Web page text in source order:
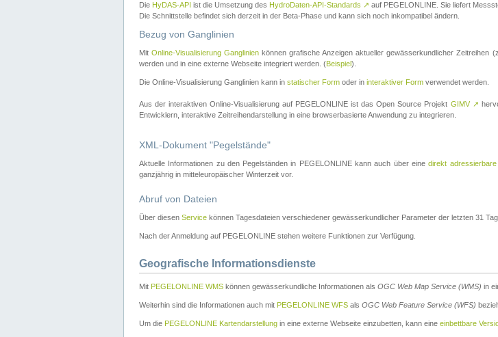
Die HyDAS-API ist die Umsetzung des HydroDaten-API-Standards ↗ auf PEGELONLINE. Sie liefert
Die Schnittstelle befindet sich derzeit in der Beta-Phase und kann sich noch inkompatibel ändern.
Bezug von Ganglinien
MitOnline-Visualisierung Ganglinien können grafische Anzeigen aktueller gewässerkundlicher
werden und in eine externe Webseite integriert werden. (Beispiel).
Die Online-Visualisierung Ganglinien kann in statischer Form oder in interaktiver Form verwendet werden.
Aus der interaktiven Online-Visualisierung auf PEGELONLINE ist das Open Source Projekt GIMV ↗
Entwicklern, interaktive Zeitreihendarstellung in eine browserbasierte Anwendung zu integrieren.
XML-Dokument "Pegelstände"
Aktuelle Informationen zu den Pegelständen in PEGELONLINE kann auch über einedirekt adressierbare
ganzjährig in mitteleuropäischer Winterzeit vor.
Abruf von Dateien
Über diesen Service können Tagesdateien verschiedener gewässerkundlicher Parameter der letzten 31
Nach der Anmeldung auf PEGELONLINE stehen weitere Funktionen zur Verfügung.
Geografische Informationsdienste
Mit PEGELONLINE WMS können gewässerkundliche Informationen als OGC Web Map Service (WMS) in
Weiterhin sind die Informationen auch mit PEGELONLINE WFS als OGC Web Feature Service (WFS)
Um die PEGELONLINE Kartendarstellung in eine externe Webseite einzubetten, kann eine einbettbare